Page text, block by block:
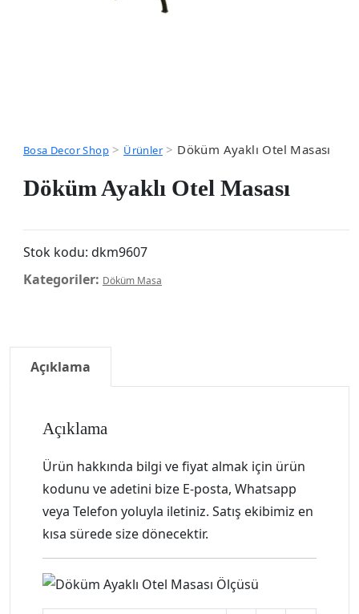
Bosa Decor Shop> Ürünler> Döküm Ayaklı Otel Masası
Döküm Ayaklı Otel Masası
Stok kodu: dkm9607
Kategoriler: Döküm Masa
Açıklama
Açıklama
Ürün hakkında bilgi ve fiyat almak için ürün
kodunu ve adetini bize E-posta, Whatsapp
veya Telefon yoluyla iletiniz. Satış ekibimiz en
kısa sürede size dönecektir.